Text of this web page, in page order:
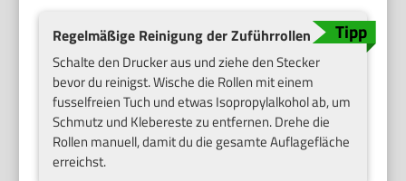
Regelmäßige Reinigung der Zuführrollen
Schalte den Drucker aus und ziehe den Stecker
bevor du reinigst. Wische die Rollen mit einem
fusselfreien Tuch und etwas Isopropylalkohol ab, um
Schmutz und Klebereste zu entfernen. Drehe die
Rollen manuell, damit du die gesamte Auflagefläche
erreichst.